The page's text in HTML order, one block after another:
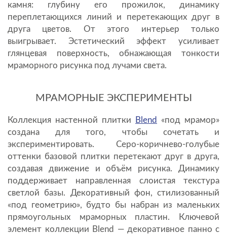
камня: глубину его прожилок, динамику
переплетающихся линий и перетекающих друг в
друга цветов. От этого интерьер только
выигрывает. Эстетический эффект усиливает
глянцевая поверхность, обнажающая тонкости
мраморного рисунка под лучами света.
МРАМОРНЫЕ ЭКСПЕРИМЕНТЫ
Коллекция настенной плитки Blend
«под мрамор»
создана для того, чтобы сочетать и
экспериментировать. Серо-коричнево-голубые
оттенки базовой плитки перетекают друг в друга,
создавая движение и объём рисунка. Динамику
поддерживает направленная слоистая текстура
светлой базы. Декоративный фон, стилизованный
«под геометрию», будто бы набран из маленьких
прямоугольных мраморных пластин. Ключевой
элемент коллекции Blend — декоративное панно с